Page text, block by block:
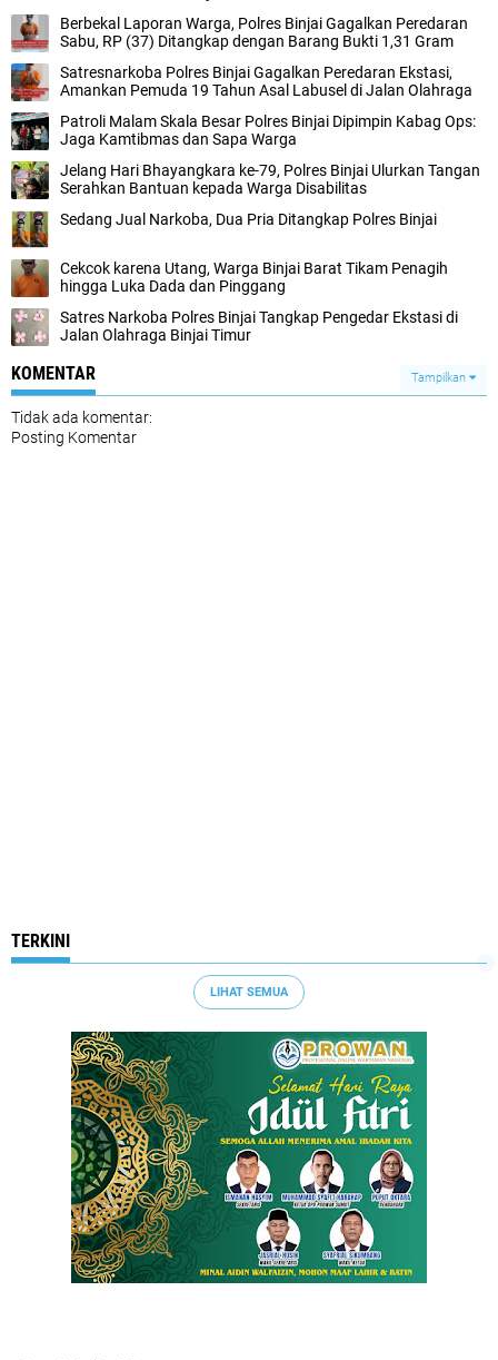
Berbekal Laporan Warga, Polres Binjai Gagalkan Peredaran
Sabu, RP (37) Ditangkap dengan Barang Bukti 1,31 Gram
Satresnarkoba Polres Binjai Gagalkan Peredaran Ekstasi,
Amankan Pemuda 19 Tahun Asal Labusel di Jalan Olahraga
Patroli Malam Skala Besar Polres Binjai Dipimpin Kabag Ops:
Jaga Kamtibmas dan Sapa Warga
Jelang Hari Bhayangkara ke-79, Polres Binjai Ulurkan Tangan
Serahkan Bantuan kepada Warga Disabilitas
Sedang Jual Narkoba, Dua Pria Ditangkap Polres Binjai
Cekcok karena Utang, Warga Binjai Barat Tikam Penagih
hingga Luka Dada dan Pinggang
Satres Narkoba Polres Binjai Tangkap Pengedar Ekstasi di
Jalan Olahraga Binjai Timur
KOMENTAR Tampilkan
Tidak ada komentar:
Posting Komentar
TERKINI
LIHAT SEMUA